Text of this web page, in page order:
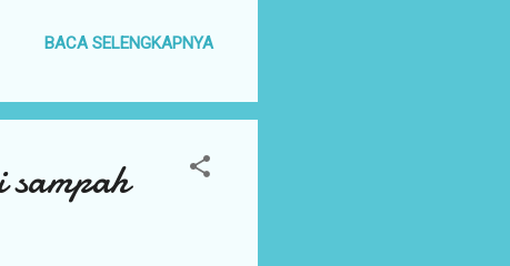
ekonomi kreatif di
praktek pendaftaran Hak
BACA SELENGKAPNYA